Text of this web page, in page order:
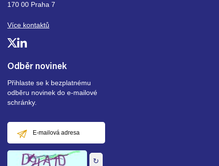
Odběr novinek
Přihlaste se k bezplatnému
odběru novinek do e-mailové
schránky.
mailová
adresa
↻
170 00 Praha 7
Více kontaktů